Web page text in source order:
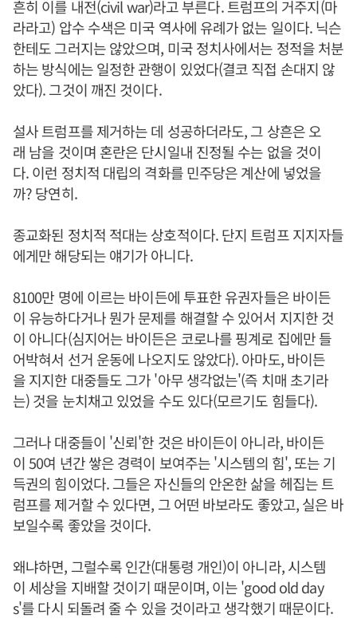
흔히 이를 내전(civil war)라고 부른다. 트럼프의 거주지(마
라라고) 압수 수색은 미국 역사에 유례가 없는 일이다. 닉슨
한테도 그러지는 않았으며, 미국 정치사에서는 정적을 처분
하는 방식에는 일정한 관행이 있었다(결코 직접 손대지 않
았다). 그것이 깨진 것이다.
설사 트럼프를 제거하는 데 성공하더라도, 그 상흔은 오
래 남을 것이며 혼란은 단시일내 진정될 수는 없을 것이
다. 이런 정치적 대립의 격화를 민주당은 계산에 넣었을
까? 당연히.
종교화된 정치적 적대는 상호적이다. 단지 트럼프 지지자들
에게만 해당되는 얘기가 아니다.
8100만 명에 이르는 바이든에 투표한 유권자들은 바이든
이 유능하다거나 뭔가 문제를 해결할 수 있어서 지지한 것
이 아니다(심지어는 바이든은 코로나를 핑계로 집에만 들
어박혀서 선거 운동에 나오지도 않았다). 아마도, 바이든
을 지지한 대중들도 그가 '아무 생각없는'(즉 치매 초기라
는) 것을 눈치채고 있었을 수도 있다(모르기도 힘들다).
그러나 대중들이 '신뢰'한 것은 바이든이 아니라, 바이든
이 50여 년간 쌓은 경력이 보여주는 '시스템의 힘', 또는 기
득권의 힘이었다. 그들은 자신들의 안온한 삶을 헤집는 트
럼프를 제거할 수 있다면, 그 어떤 바보라도 좋았고, 실은 바
보일수록 좋았을 것이다.
왜냐하면, 그럴수록 인간(대통령 개인)이 아니라, 시스템
이 세상을 지배할 것이기 때문이며, 이는 'good old day
s'를 다시 되돌려 줄 수 있을 것이라고 생각했기 때문이다.